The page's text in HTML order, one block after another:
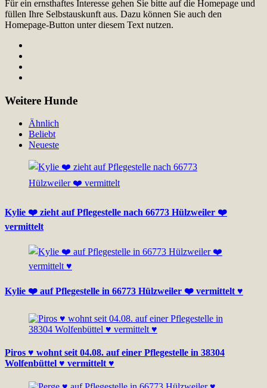
Für ein ernsthaftes Interesse gehen Sie bitte auf die Homepage und
füllen Ihre Selbstauskunft aus. Dazu können Sie auch den
Homepage-Button unter diesem Text nutzen.
Weitere Hunde
Ähnlich
Beliebt
Neueste
Kylie ❤️ zieht auf Pflegestelle nach 66773 Hülzweiler ❤️
vermittelt
Kylie ❤️ auf Pflegestelle in 66773 Hülzweiler ❤️ vermittelt ♥
Piros ♥ wohnt seit 04.08. auf einer Pflegestelle in 38304
Wolfenbüttel ♥ vermittelt ♥